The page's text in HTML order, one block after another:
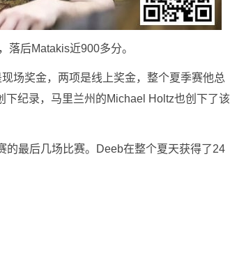
落后Matakis近900多分。
场奖金，两项是线上奖金，整个夏季赛他总
纪录，马里兰州的Michael Holtz也创下了该
的最后几场比赛。Deeb在整个夏天获得了24